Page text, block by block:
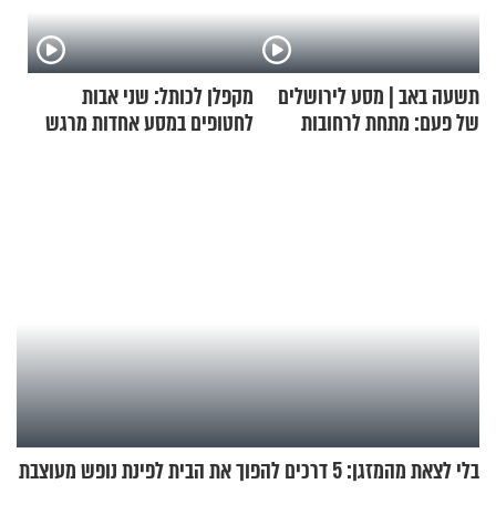
תשעה באב | מסע לירושלים
של פעם: מתחת לרחובות
מקפלן לכותל: שני אבות
לחטופים במסע אחדות מרגש
בלי לצאת מהמזגן: 5 דרכים להפוך את הבית לפינת נופש מעוצבת